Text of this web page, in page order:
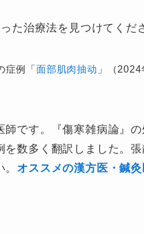
た治療法を見つけてくだ
症例「面部肌肉抽动 」（
です。『傷寒雑病論』
数多く翻訳しました。
オススメの漢方医・鍼灸